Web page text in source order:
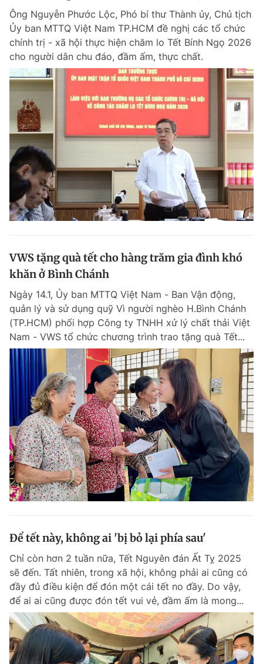
Ông Nguyễn Phước Lộc, Phó bí thư Thành ủy, Chủ tịch
Ủy ban MTTQ Việt Nam TP.HCM đề nghị các tổ chức
chính trị - xã hội thực hiện chăm lo Tết Bính Ngọ 2026
cho người dân chu đáo, đầm ấm, thực chất.
VWS tặng quà tết cho hàng trăm gia đình khó
khăn ở Bình Chánh
Ngày 14.1, Ủy ban MTTQ Việt Nam - Ban Vận động,
quản lý và sử dụng quỹ Vì người nghèo H.Bình Chánh
(TP.HCM) phối hợp Công ty TNHH xử lý chất thải Việt
Nam - VWS tổ chức chương trình trao tặng quà Tết...
Để tết này, không ai 'bị bỏ lại phía sau'
Chỉ còn hơn 2 tuần nữa, Tết Nguyên đán Ất Tỵ 2025
sẽ đến. Tất nhiên, trong xã hội, không phải ai cũng có
đầy đủ điều kiện để đón một cái tết no đầy. Do vậy,
để ai ai cũng được đón tết vui vẻ, đầm ấm là mong...